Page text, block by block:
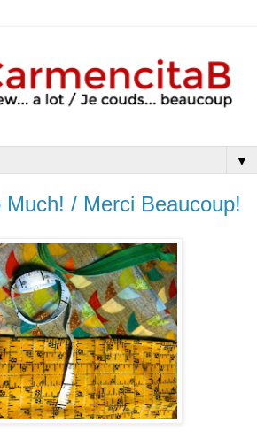
▼
Much! / Merci Beaucoup!